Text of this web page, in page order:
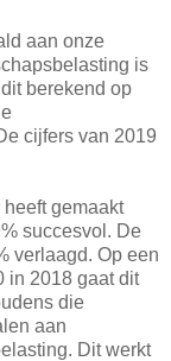
aan onze
is
berekend op
cijfers van 2019
gemaakt
succesvol. De
verlaagd. Op een
in 2018 gaat dit
die
aan
Dit werkt